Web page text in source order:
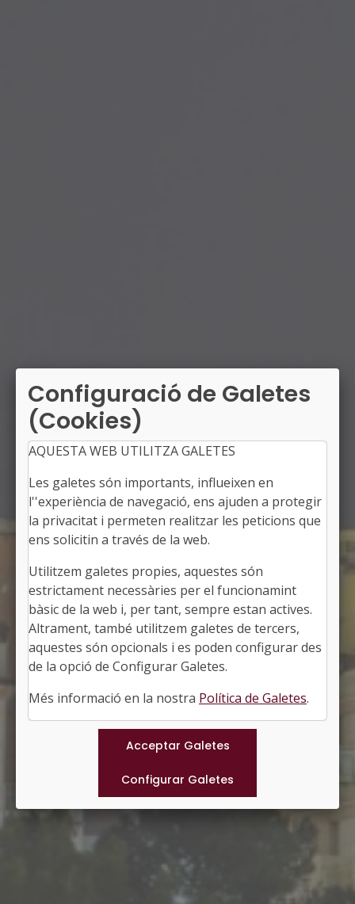
EL PAPIOL
Alcalde: Jordi Bou Compte
El Baix Llobregat, Barcelona
Població: 4.404
Superfície: 8,83 km2
http://www.elpapiol.cat
#PAPIOL
Municipis
Configuració de Galetes
(Cookies)
AQUESTA WEB UTILITZA GALETES
Les galetes són importants, influeixen en
l''experiència de navegació, ens ajuden a protegir
la privacitat i permeten realitzar les peticions que
ens solicitin a través de la web.
Utilitzem galetes propies, aquestes són
estrictament necessàries per el funcionamint
bàsic de la web i, per tant, sempre estan actives.
Altrament, també utilitzem galetes de tercers,
aquestes són opcionals i es poden configurar des
de la opció de Configurar Galetes.
Més informació en la nostra Política de Galetes.